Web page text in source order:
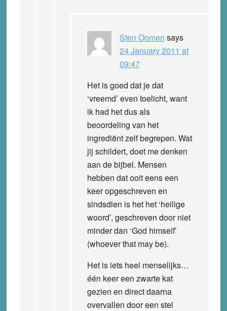
Sten Oomen says
24 January 2011 at
09:47
Het is goed dat je dat
‘vreemd’ even toelicht, want
ik had het dus als
beoordeling van het
ingrediënt zelf begrepen. Wat
jij schildert, doet me denken
aan de bijbel. Mensen
hebben dat ooit eens een
keer opgeschreven en
sindsdien is het het ‘heilige
woord’, geschreven door niet
minder dan ‘God himself’
(whoever that may be).
Het is iets heel menselijks…
één keer een zwarte kat
gezien en direct daarna
overvallen door een stel